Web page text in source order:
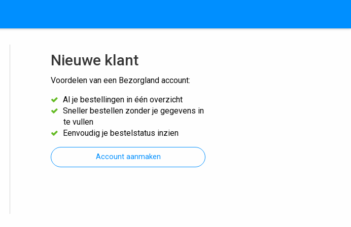
Nieuwe klant
Voordelen van een Bezorgland account:
Al je bestellingen in één overzicht
Sneller bestellen zonder je gegevens in
te vullen
Eenvoudig je bestelstatus inzien
Account aanmaken